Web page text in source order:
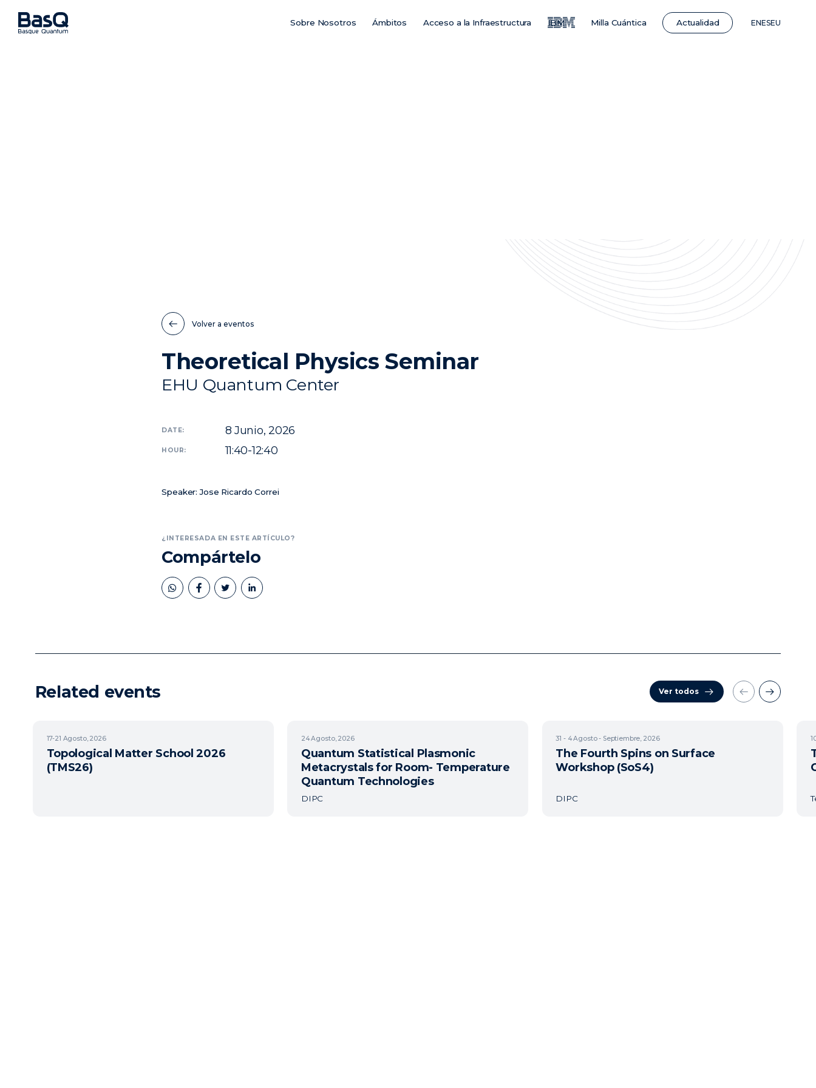
MainSobre Nosotros Ámbitos Acceso a la Infraestructura IBM Milla Cuántica Actualidad ENESEU
Volver a eventos
Theoretical Physics Seminar
EHU Quantum Center
DATE: 8 Junio, 2026
HOUR: 11:40-12:40
Speaker: Jose Ricardo Correi
¿INTERESADA EN ESTE ARTÍCULO?
Compártelo
Related events Ver todos
17-21 Agosto, 2026
Topological Matter School 2026
(TMS26)
24Agosto, 2026
Quantum Statistical Plasmonic
Metacrystals for Room- Temperature
Quantum Technologies
DIPC
31 - 4Agosto - Septiembre, 2026
The Fourth Spins on Surface
Workshop (SoS4)
DIPC